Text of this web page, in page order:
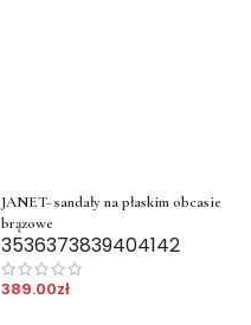
JANET- sandały na płaskim obcasie
brązowe
3536373839404142
389.00zł